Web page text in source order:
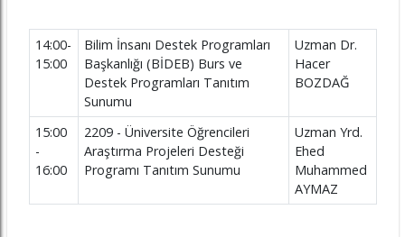
14:00-
15:00
Bilim İnsanı Destek Programları
Başkanlığı (BİDEB) Burs ve
Destek Programları Tanıtım
Sunumu
Uzman Dr.
Hacer
BOZDAĞ
15:00
-
16:00
2209 - Üniversite Öğrencileri
Araştırma Projeleri Desteği
Programı Tanıtım Sunumu
Uzman Yrd.
Ehed
Muhammed
AYMAZ